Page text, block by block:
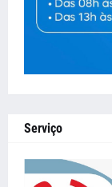
Serviço